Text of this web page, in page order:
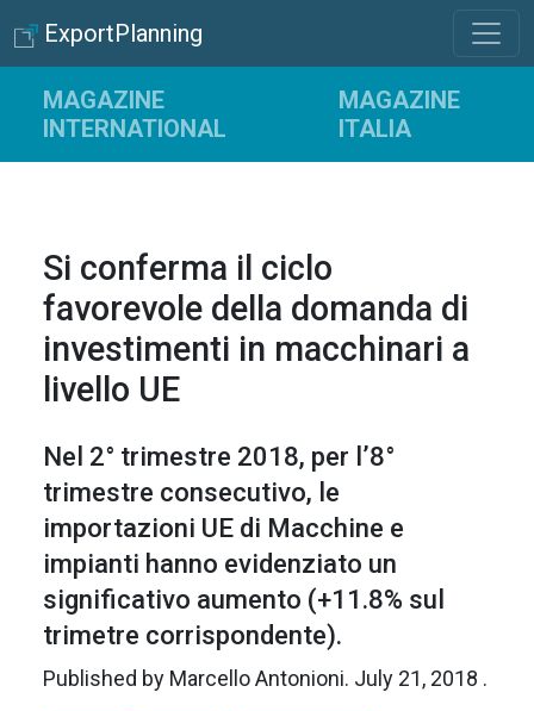
ExportPlanning
MAGAZINE
INTERNATIONAL
MAGAZINE
ITALIA
Si conferma il ciclo
favorevole della domanda di
investimenti in macchinari a
livello UE
Nel 2° trimestre 2018, per l’8°
trimestre consecutivo, le
importazioni UE di Macchine e
impianti hanno evidenziato un
significativo aumento (+11.8% sul
trimetre corrispondente).
Published by Marcello Antonioni. July 21, 2018 .